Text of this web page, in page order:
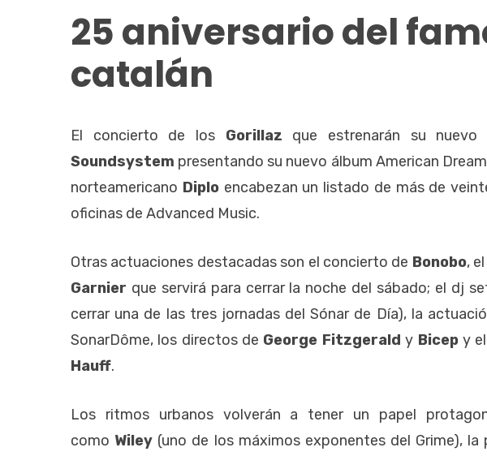
25 aniversario del
catalán
El concierto de los Gorillaz que estrenarán su
Soundsystem presentando su nuevo álbum American
norteamericano Diplo encabezan un listado de más de
oficinas de Advanced Music.
Otras actuaciones destacadas son el concierto de Bonobo,
Garnier que servirá para cerrar la noche del sábado; el dj
cerrar una de las tres jornadas del Sónar de Día), la
SonarDôme, los directos de George Fitzgerald y Bicep y
Hauff.
Los ritmos urbanos volverán a tener un papel
como Wiley (uno de los máximos exponentes del Grime), la